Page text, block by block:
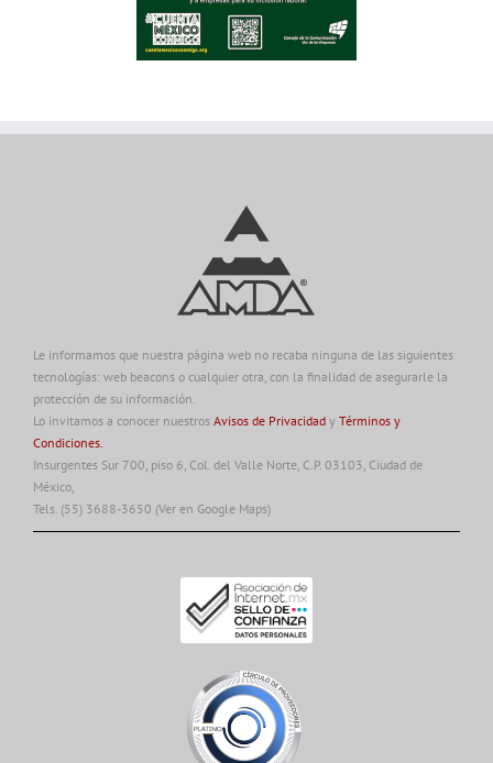
Le informamos que nuestra página web no recaba ninguna de las siguientes
tecnologías: web beacons o cualquier otra, con la finalidad de asegurarle la
protección de su información.
Lo invitamos a conocer nuestros Avisos de Privacidad y Términos y
Condiciones.
Insurgentes Sur 700, piso 6, Col. del Valle Norte, C.P. 03103, Ciudad de
México,
Tels. (55) 3688-3650 (Ver en Google Maps)